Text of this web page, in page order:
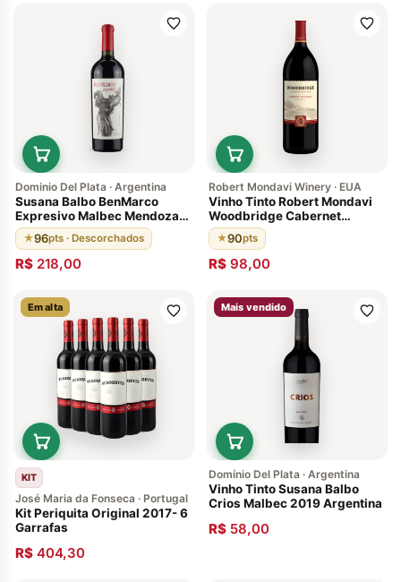
Dominio Del Plata · Argentina
Susana Balbo BenMarco
Expresivo Malbec Mendoza
2017 96 Pts
★96pts · Descorchados
R$ 218,00
Robert Mondavi Winery · EUA
Vinho Tinto Robert Mondavi
Woodbridge Cabernet
Sauvignon 2014 Califórnia 90
pts
★90pts
R$ 98,00
Em alta
KIT
José Maria da Fonseca · Portugal
Kit Periquita Original 2017- 6
Garrafas
R$ 404,30
Mais vendido
Domínio Del Plata · Argentina
Vinho Tinto Susana Balbo
Crios Malbec 2019 Argentina
R$ 58,00